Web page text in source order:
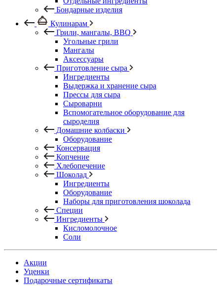
Бондарные изделия
Кулинарам
Грили, мангалы, BBQ
Угольные грили
Мангалы
Аксессуары
Приготовление сыра
Ингредиенты
Выдержка и хранение сыра
Прессы для сыра
Сыроварни
Вспомогательное оборудование для
сыроделия
Домашние колбаски
Оборудование
Консервация
Копчение
Хлебопечение
Шоколад
Ингредиенты
Оборудование
Наборы для приготовления шоколада
Специи
Ингредиенты
Кисломолочное
Соли
Акции
Уценки
Подарочные сертификаты